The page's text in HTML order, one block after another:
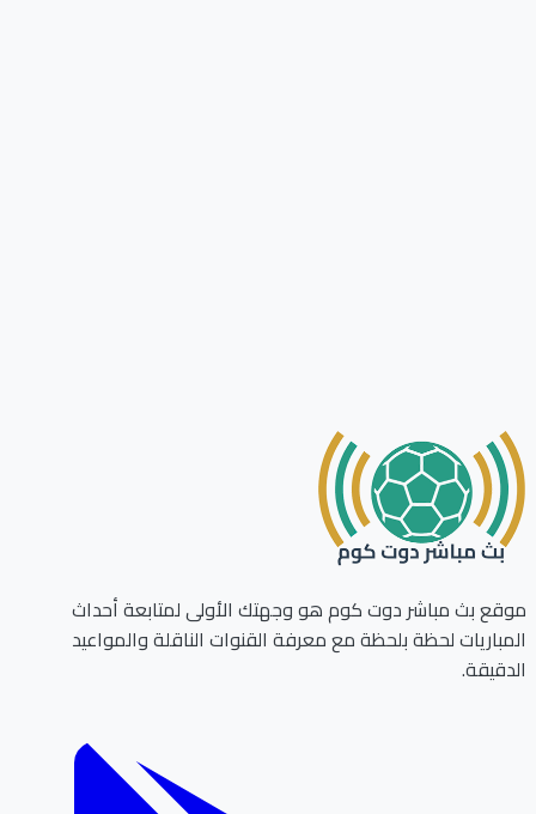
بث مباشر دوت كوم هو وجهتك الأولى لمتابعة أحداث
لحظة بلحظة مع معرفة القنوات الناقلة والمواعيد